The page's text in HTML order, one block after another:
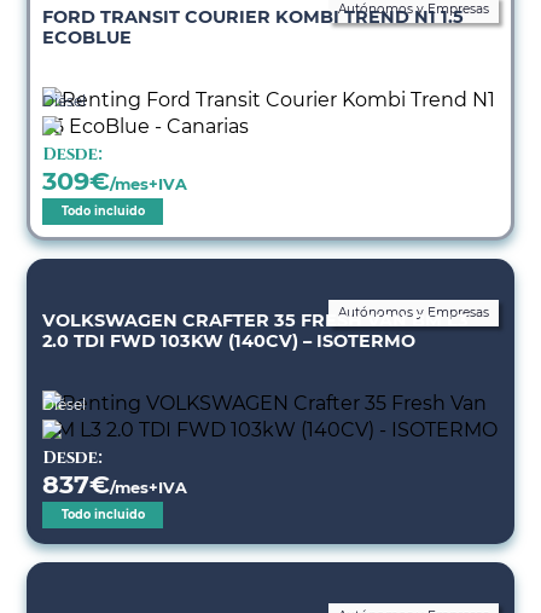
Autónomos y Empresas
FORD TRANSIT COURIER KOMBI TREND N1 1.5
ECOBLUE
Diésel
Autónomos y Empresas
Desde:
309€/mes+IVA
Todo incluido
VOLKSWAGEN CRAFTER 35 FRESH VAN BM L3
2.0 TDI FWD 103KW (140CV) – ISOTERMO
Diésel
Desde:
837€/mes+IVA
Todo incluido